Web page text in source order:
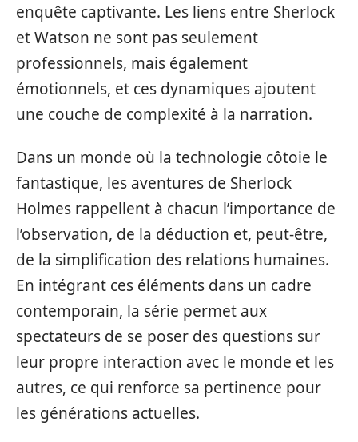
enquête captivante. Les liens entre Sherlock
et Watson ne sont pas seulement
professionnels, mais également
émotionnels, et ces dynamiques ajoutent
une couche de complexité à la narration.
Dans un monde où la technologie côtoie le
fantastique, les aventures de Sherlock
Holmes rappellent à chacun l’importance de
l’observation, de la déduction et, peut-être,
de la simplification des relations humaines.
En intégrant ces éléments dans un cadre
contemporain, la série permet aux
spectateurs de se poser des questions sur
leur propre interaction avec le monde et les
autres, ce qui renforce sa pertinence pour
les générations actuelles.